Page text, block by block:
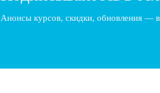
Анонсы курсов, скидки, обновления —